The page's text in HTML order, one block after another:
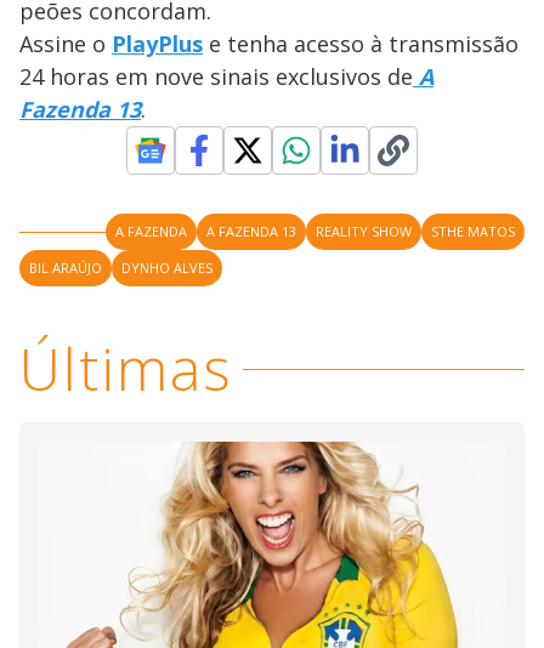
y
V
i
d
e
o
M
u
peões concordam.
Assine o PlayPlus e tenha acesso à transmissão
24 horas em nove sinais exclusivos de A
Fazenda 13.
A FAZENDA A FAZENDA 13 REALITY SHOW
STHE MATOS
BIL ARAÚJO
DYNHO ALVES
Últimas